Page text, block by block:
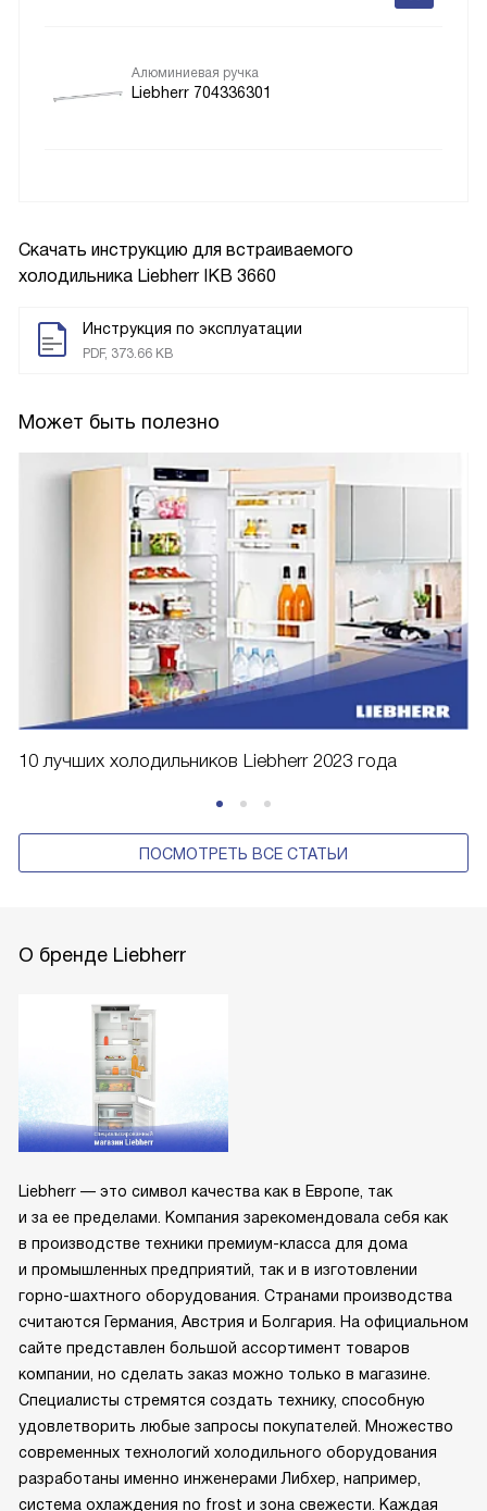
Скачать инструкцию для встраиваемого
холодильника Liebherr IKB 3660
Инструкция по эксплуатации
PDF, 373.66 KB
Может быть полезно
10 лучших холодильников Liebherr 2023 года
ПОСМОТРЕТЬ ВСЕ СТАТЬИ
Алюминиевая ручка
Liebherr 704336301
О бренде Liebherr
Liebherr — это символ качества как в Европе, так
и за ее пределами. Компания зарекомендовала себя как
в производстве техники премиум-класса для дома
и промышленных предприятий, так и в изготовлении
горно-шахтного оборудования. Странами производства
считаются Германия, Австрия и Болгария. На официальном
сайте представлен большой ассортимент товаров
компании, но сделать заказ можно только в магазине.
Специалисты стремятся создать технику, способную
удовлетворить любые запросы покупателей. Множество
современных технологий холодильного оборудования
разработаны именно инженерами Либхер, например,
система охлаждения no frost и зона свежести. Каждая